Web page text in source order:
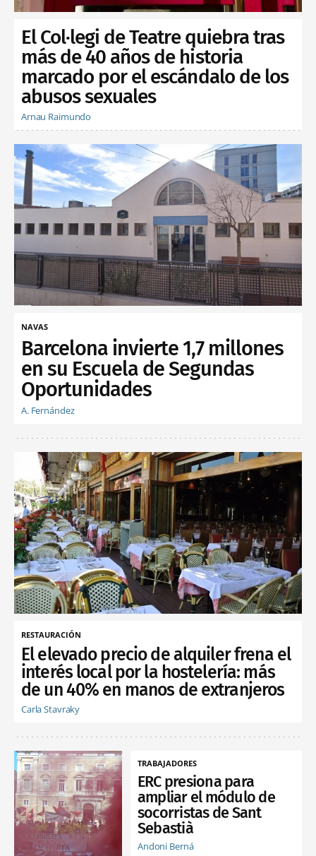
El Col·legi de Teatre quiebra tras
más de 40 años de historia
marcado por el escándalo de los
abusos sexuales
Arnau Raimundo
NAVAS
Barcelona invierte 1,7 millones
en su Escuela de Segundas
Oportunidades
A. Fernández
RESTAURACIÓN
El elevado precio de alquiler frena el
interés local por la hostelería: más
de un 40% en manos de extranjeros
Carla Stavraky
TRABAJADORES
ERC presiona para
ampliar el módulo de
socorristas de Sant
Sebastià
Andoni Berná